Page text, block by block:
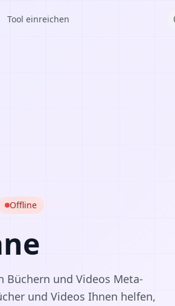
Tool einreichen
Offline
und Videos Meta-
und Videos Ihnen helfen,